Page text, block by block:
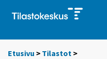
Etusivu > Tilastot >